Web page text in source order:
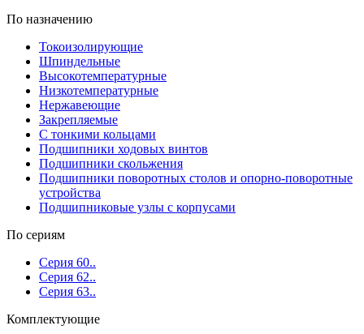
По назначению
Токоизолирующие
Шпиндельные
Высокотемпературные
Низкотемпературные
Нержавеющие
Закрепляемые
С тонкими кольцами
Подшипники ходовых винтов
Подшипники скольжения
Подшипники поворотных столов и опорно-поворотные
устройства
Подшипниковые узлы с корпусами
По сериям
Серия 60..
Серия 62..
Серия 63..
Комплектующие